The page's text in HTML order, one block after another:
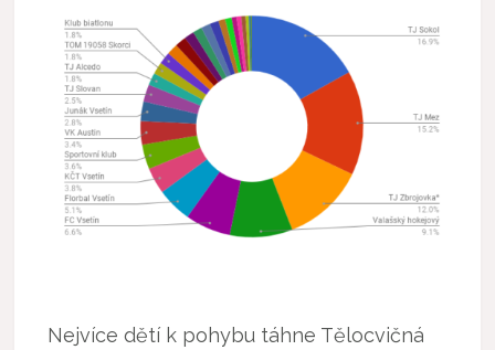
Nejvíce dětí k pohybu táhne Tělocvičná